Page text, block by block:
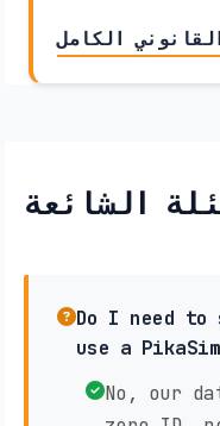
Do I need
use a
No, our